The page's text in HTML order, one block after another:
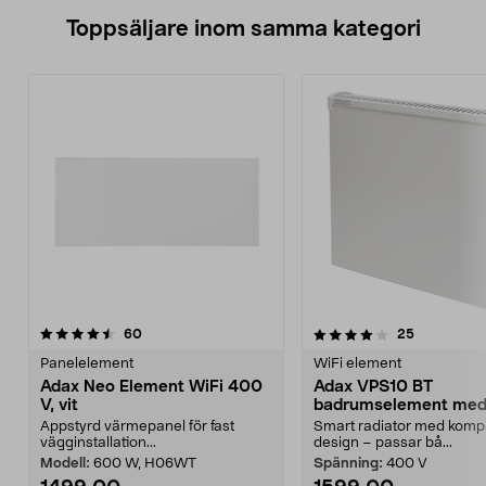
Toppsäljare inom samma kategori
60recensioner
Panelelement
Adax Neo Element WiFi 400
V, vit
Appstyrd värmepanel för fast
vägginstallation...
Modell: 600 W, H06WT
4.0 av 5 stjärnor 25recensioner
WiFi element
Adax VPS10 BT
badrumselement med
Bluetooth, 400 W
Smart radiator med
design – passar bå...
Spänning: 400 V
4.5 av 5 stjärnor